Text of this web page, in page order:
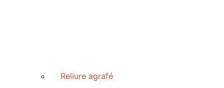
Reliure agrafé